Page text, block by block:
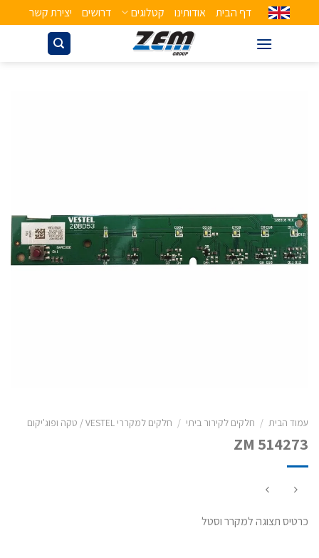
דף הבית אודותינו קטלוגים דרושים יצירת קשר
עמוד הבית / חלקים לקירור ביתי / חלקים למקררי VESTEL / טקה ופוג'יקום
ZM 514273
כרטיס תצוגה למקרר וסטל